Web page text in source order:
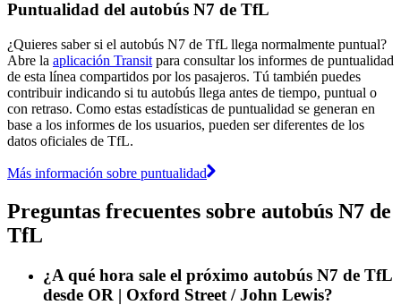
Puntualidad del autobús N7 de TfL
¿Quieres saber si el autobús N7 de TfL llega normalmente puntual?
Abre la aplicación Transit para consultar los informes de puntualidad
de esta línea compartidos por los pasajeros. Tú también puedes
contribuir indicando si tu autobús llega antes de tiempo, puntual o
con retraso. Como estas estadísticas de puntualidad se generan en
base a los informes de los usuarios, pueden ser diferentes de los
datos oficiales de TfL.
Más información sobre puntualidad
Preguntas frecuentes sobre autobús N7 de
TfL
¿A qué hora sale el próximo autobús N7 de TfL
desde OR | Oxford Street / John Lewis?